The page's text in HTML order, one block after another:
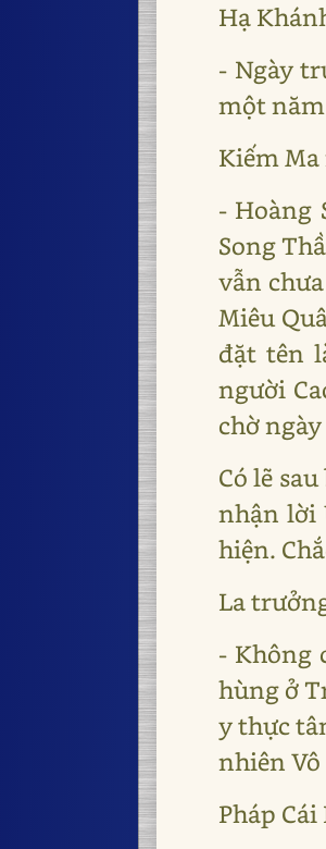
Hạ
- Ngày
một
Kiếm
- Hoàng
Song
vẫn
Miêu
đặt tên
người
chờ
Có lẽ
nhận lời
hiện.
La
- Không
hùng ở
y thực
nhiên
Pháp